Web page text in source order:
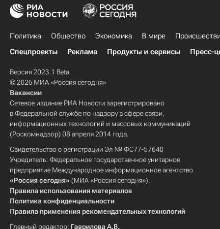
Политика Общество Экономика В мире
Спецпроекты
Реклама Продукты и сервисы Пресс-
Версия 2023.1 Beta
© 2026 МИА «Россия сегодня»
Вакансии
Сетевое издание РИА Новости зарегистрировано
в Федеральной службе по надзору в сфере связи,
информационных технологий и массовых коммуникаций
(Роскомнадзор) 08 апреля 2014 года.
Свидетельство о регистрации Эл № ФС77-57640
Учредитель: Федеральное государственное унитарное
предприятие Международное информационное агентство
«Россия сегодня» (МИА «Россия сегодня»).
Правила использования материалов
Политика конфиденциальности
Правила применения рекомендательных технологий
Главный редактор: Гаврилова А.В.